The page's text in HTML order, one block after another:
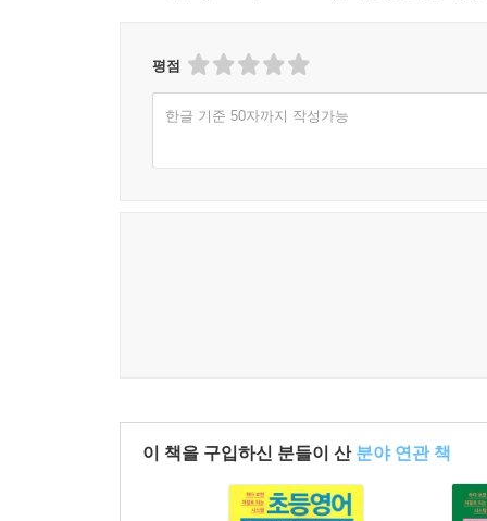
평점
한글 기준 50자까지 작성가능
이 책을 구입하신 분들이 산 분야 연관 책